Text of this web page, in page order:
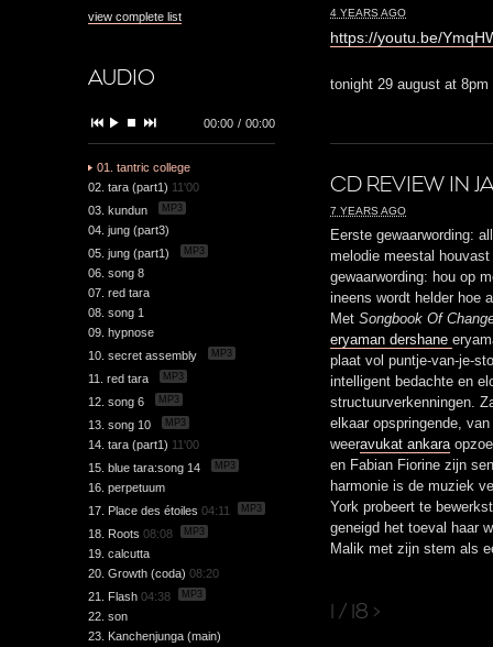
view complete list
AUDIO
00:00 / 00:00
01. tantric college
02. tara (part1) 11'00
03. kundun
MP3
04. jung (part3)
05. jung (part1)
MP3
06. song 8
07. red tara
08. song 1
09. hypnose
10. secret assembly
MP3
11. red tara MP3
12. song 6 MP3
13. song 10 MP3
14. tara (part1) 11'00
15. blue tara:song 14
MP3
16. perpetuum
17. Place des étoiles 04:11 MP3
18. Roots 08:08 MP3
19. calcutta
20. Growth (coda) 08:20
21. Flash 04:38 MP3
22. son
23. Kanchenjunga (main)
4 YEARS AGO
https://youtu.be/
tonight 29 august at 8pm
CD REVIEW IN
7 YEARS AGO
Eerste gewaarwording:
melodie meestal
gewaarwording: hou op
ineens wordt helder hoe
Met Songbook Of
eryaman dershane
plaat vol puntje-van-je-
intelligent bedachte en
structuurverkenningen.
elkaar opspringende,
weeravukat ankara
en Fabian Fiorine zijn
harmonie is de muziek
York probeert te
geneigd het toeval haar
Malik met zijn stem als
1 / 18 >